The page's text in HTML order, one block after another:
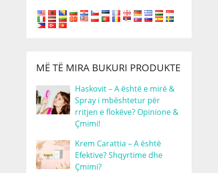
MË TË MIRA BUKURI PRODUKTE
Haskovit – A është e mirë &
Spray i mbështetur për
rritjen e flokëve? Opinione &
Çmimi!
Krem Carattia – A është
Efektive? Shqyrtime dhe
Çmimi?